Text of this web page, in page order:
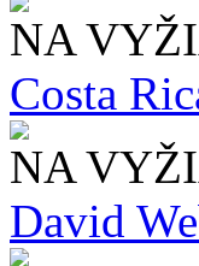
NA
Costa
NA
David